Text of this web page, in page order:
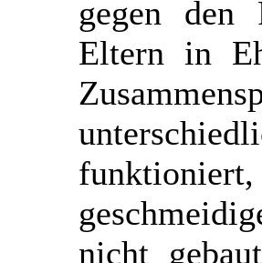
gegen den
Eltern in
nicht